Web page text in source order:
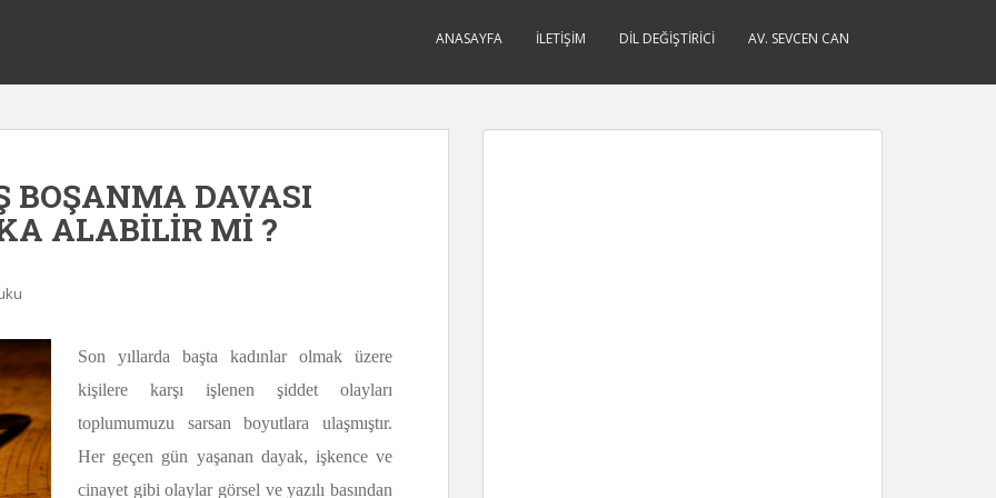
ANASAYFA İLETIŞIM DIL DEĞIŞTIRICI AV. SEVCEN CAN
BOŞANMA DAVASI
ALABİLİR Mİ ?
Son yıllarda başta kadınlar olmak üzere
kişilere karşı işlenen şiddet olay­ları
toplumumuzu sarsan boyutlara ulaşmıştır.
Her geçen gün yaşanan dayak, işkence ve
cinayet gibi olaylar görsel ve yazılı basından